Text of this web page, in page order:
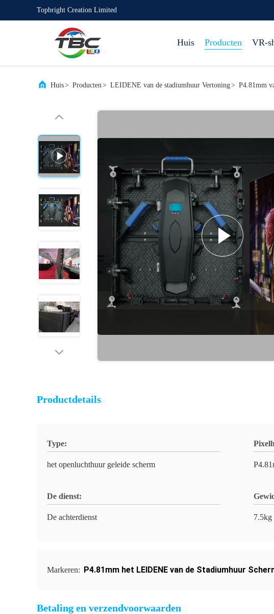
Topbright Creation Limited
Huis Producten VR-
Huis> Producten> LEIDENE van de stadiumhuur Vertoning> P4.81mm
Productdetails
Type:
het openluchthuur geleide scherm
De dienst:
De achterdienst 7.5kg
Markeren: P4.81mm het LEIDENE van de Stadiumhuur
Betaling en verzendvoorwaarden